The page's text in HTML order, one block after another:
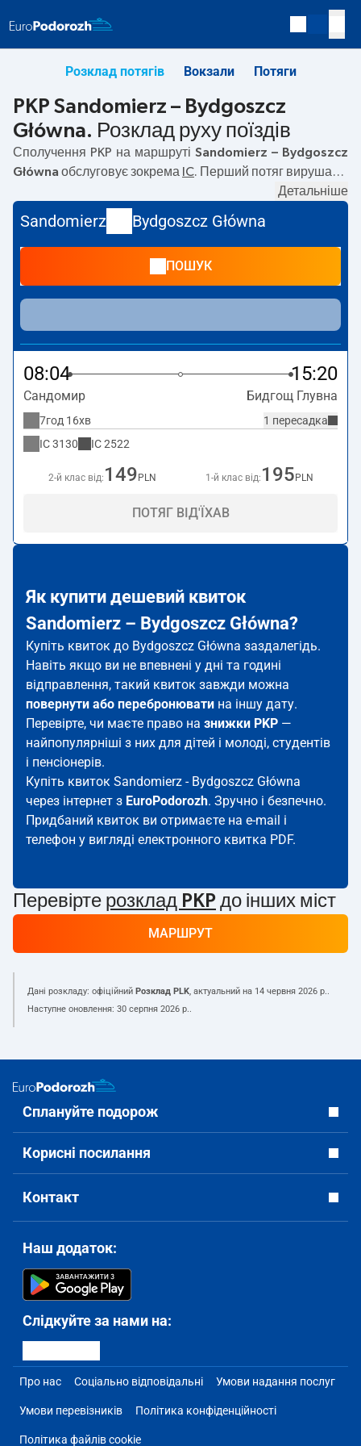
Розклад потягів Вокзали Потяги
PKP Sandomierz – Bydgoszcz
Główna. Розклад руху поїздів
Сполучення PKP на маршруті Sandomierz – Bydgoszcz
Główna обслуговує зокрема IC
. Перший потяг вирушає о
Sandomierz–Bydgoszcz Głównaне курсують інші потяги
перевізника PKP Intercity. Потяг завершує маршрут на
станції Bydgoszcz Główna.
Детальніше
Sandomierz Bydgoszcz Główna
ПОШУК
08:04 15:20
Сандомир Бидгощ Глувна
1 пересадка
7год 16хв
IC3130 IC2522
2-й клас від: 149 PLN 1-й клас від: 195 PLN
ПОТЯГ ВІД'ЇХАВ
Як купити дешевий квиток
Sandomierz – Bydgoszcz Główna?
Купіть квиток до Bydgoszcz Główna заздалегідь.
Навіть якщо ви не впевнені у дні та годині
відправлення, такий квиток завжди можна
повернути або перебронювати на іншу дату.
Перевірте, чи маєте право на знижки PKP —
найпопулярніші з них для дітей і молоді, студентів
і пенсіонерів.
Купіть квиток Sandomierz - Bydgoszcz Główna
через інтернет з EuroPodorozh. Зручно і безпечно.
Придбаний квиток ви отримаєте на e-mail і
телефон у вигляді електронного квитка PDF.
Перевірте розклад PKP до інших міст
МАРШРУТ
Дані розкладу: офіційний Розклад PLK, актуальний на 14 червня 2026 р..
Наступне оновлення: 30 серпня 2026 р..
Сплануйте подорож
Корисні посилання
Контакт
Наш додаток:
Слідкуйте за нами на:
Про нас Соціально відповідальні Умови надання послуг
Умови перевізників Політика конфіденційності
Політика файлів cookie